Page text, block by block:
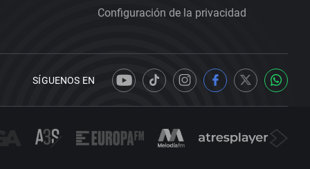
Configuración de la privacidad
SÍGUENOS EN